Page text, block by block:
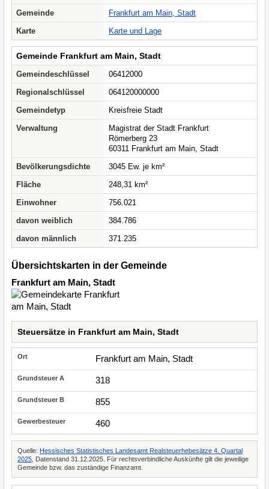
Gemeinde
Frankfurt am Main, Stadt
Karte
Karte und Lage
Gemeinde Frankfurt am Main, Stadt
Gemeindeschlüssel
06412000
Regionalschlüssel
064120000000
Gemeindetyp
Kreisfreie Stadt
Verwaltung
Magistrat der Stadt Frankfurt
Römerberg 23
60311 Frankfurt am Main, Stadt
Bevölkerungsdichte
3045 Ew. je km²
Fläche
248,31 km²
Einwohner
756.021
davon weiblich
384.786
davon männlich
371.235
Übersichtskarten in der Gemeinde
Frankfurt am Main, Stadt
Steuersätze in Frankfurt am Main, Stadt
Frankfurt am Main, Stadt
318
855
460
Quelle: Hessisches Statistisches Landesamt Realsteuerhebesätze 4. Quartal
2025 , Datenstand 31.12.2025. Für rechtsverbindliche Auskünfte gilt die jeweilige
Gemeinde bzw. das zuständige Finanzamt.